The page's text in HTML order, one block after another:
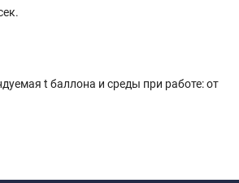
t баллона и среды при работе: от